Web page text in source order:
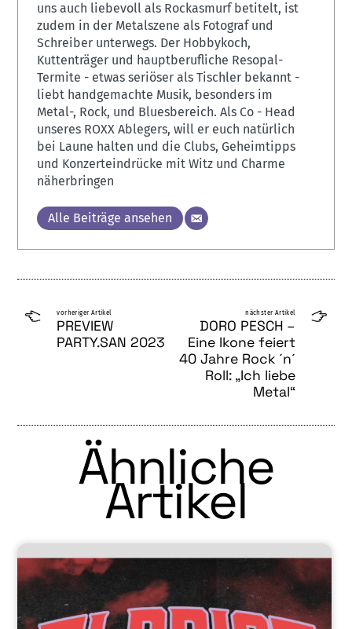
uns auch liebevoll als Rockasmurf betitelt, ist
zudem in der Metalszene als Fotograf und
Schreiber unterwegs. Der Hobbykoch,
Kuttenträger und hauptberufliche Resopal-
Termite - etwas seriöser als Tischler bekannt -
liebt handgemachte Musik, besonders im
Metal-, Rock, und Bluesbereich. Als Co - Head
unseres ROXX Ablegers, will er euch natürlich
bei Laune halten und die Clubs, Geheimtipps
und Konzerteindrücke mit Witz und Charme
näherbringen
Alle Beiträge ansehen
vorheriger Artikel
PREVIEW
PARTY.SAN 2023
nächster Artikel
DORO PESCH –
Eine Ikone feiert
40 Jahre Rock ´n´
Roll: „Ich liebe
Metal“
Ähnliche
Artikel